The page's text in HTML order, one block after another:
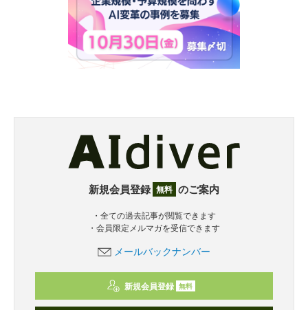
新規会員登録 無料 のご案内
・全ての過去記事が閲覧できます
・会員限定メルマガを受信できます
メールバックナンバー
新規会員登録 無料